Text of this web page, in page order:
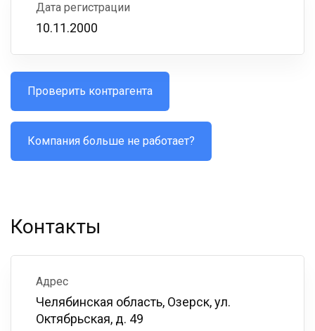
Дата регистрации
10.11.2000
Проверить контрагента
Компания больше не работает?
Контакты
Адрес
Челябинская область, Озерск, ул.
Октябрьская, д. 49